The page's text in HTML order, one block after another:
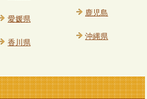
愛媛県
香川県
鹿児島
沖縄県